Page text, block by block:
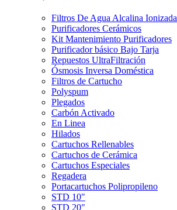
Filtros De Agua Alcalina Ionizada
Purificadores Cerámicos
Kit Mantenimiento Purificadores
Purificador básico Bajo Tarja
Repuestos UltraFiltración
Ósmosis Inversa Doméstica
Filtros de Cartucho
Polyspum
Plegados
Carbón Activado
En Linea
Hilados
Cartuchos Rellenables
Cartuchos de Cerámica
Cartuchos Especiales
Regadera
Portacartuchos Polipropileno
STD 10"
STD 20"